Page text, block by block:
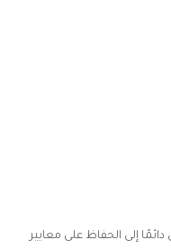
إلى الحفاظ على معايير